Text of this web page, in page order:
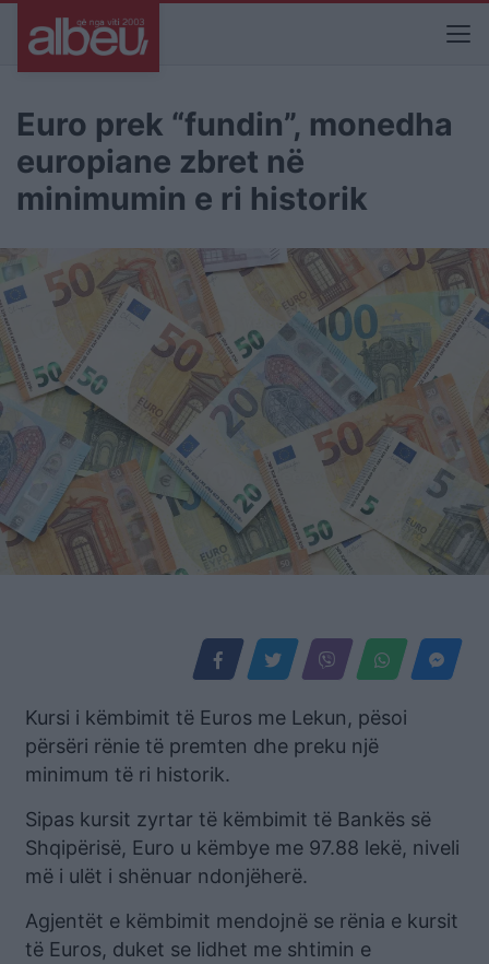
Euro prek “fundin”, monedha
europiane zbret në
minimumin e ri historik
Kursi i këmbimit të Euros me Lekun, pësoi
përsëri rënie të premten dhe preku një
minimum të ri historik.
Sipas kursit zyrtar të këmbimit të Bankës së
Shqipërisë, Euro u këmbye me 97.88 lekë, niveli
më i ulët i shënuar ndonjëherë.
Agjentët e këmbimit mendojnë se rënia e kursit
të Euros, duket se lidhet me shtimin e